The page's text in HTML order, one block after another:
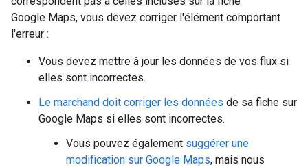
Google Maps, vous devez corriger l'élément comportant
l'erreur :
Vous devez mettre à jour les données de vos flux si
elles sont incorrectes.
Le marchand doit corriger les données de sa fiche sur
Google Maps si elles sont incorrectes.
Vous pouvez également suggérer une
modification sur Google Maps, mais nous